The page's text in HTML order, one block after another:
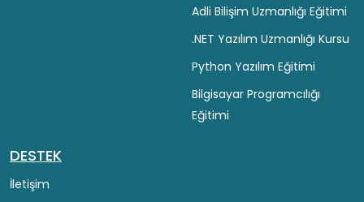
Adli Bilişim Uzmanlığı Eğitimi
.NET Yazılım Uzmanlığı Kursu
Python Yazılım Eğitimi
Bilgisayar Programcılığı
Eğitimi
DESTEK
İletişim